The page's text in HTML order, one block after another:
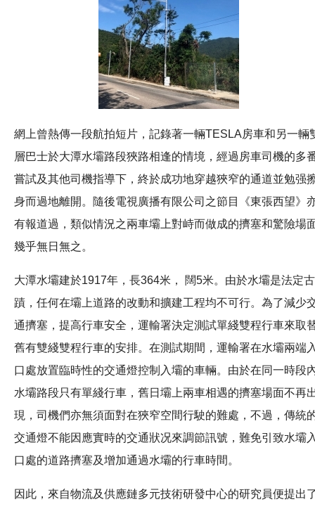
網上曾熱傳一段航拍短片，記錄著一輛TESLA房車和另一輛
層巴士於大潭水壩路段狹路相逢的情境，經過房車司機的多
嘗試及其他司機指導下，終於成功地穿越狹窄的通道並勉强
身而過地離開。隨後電視廣播有限公司之節目《東張西望》
有報道過，類似情況之兩車壩上對峙而做成的擠塞和驚險場
幾乎無日無之。
大潭水壩建於1917年，長364米， 闊5米。由於水壩是法定古
蹟，任何在壩上道路的改動和擴建工程均不可行。為了減少
通擠塞，提高行車安全，運輸署決定測試單綫雙程行車來取
舊有雙綫雙程行車的安排。在測試期間，運輸署在水壩兩端
口處放置臨時性的交通燈控制入壩的車輛。由於在同一時段
水壩路段只有單綫行車，舊日壩上兩車相遇的擠塞場面不再
現，司機們亦無須面對在狹窄空間行駛的難處，不過，傳統
交通燈不能因應實時的交通狀况來調節訊號，難免引致水壩
口處的道路擠塞及增加通過水壩的行車時間。
因此，來自物流及供應鏈多元技術研發中心的研究員便提出